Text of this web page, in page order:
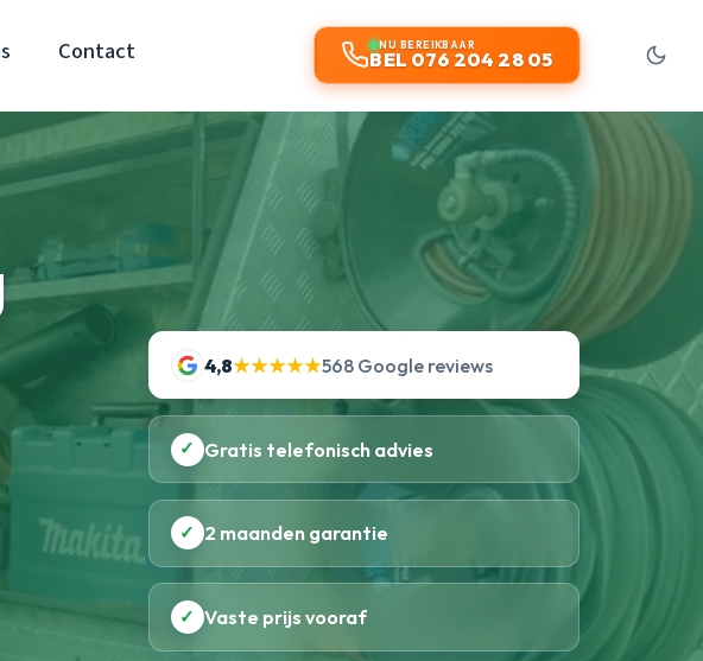
Contact NU BEREIKBAAR
BEL 076 204 28 05
4,8★★★★★568 Google reviews
✓ Gratis telefonisch advies
✓ 2 maanden garantie
✓ Vaste prijs vooraf